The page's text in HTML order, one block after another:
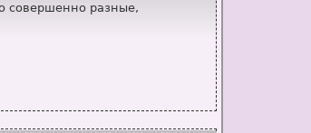
совершенно разные,